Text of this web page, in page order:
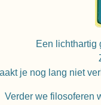
Een lichthartig
je nog lang niet
Verder we filosoferen